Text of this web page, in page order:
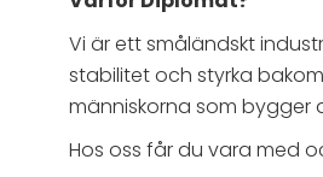
Vi är ett småländskt
stabilitet och styrka
människorna som bygger
Hos oss får du vara med